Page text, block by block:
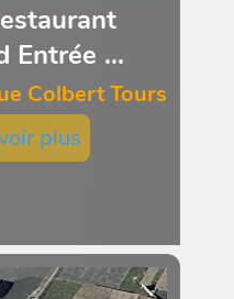
Entrée ...
Colbert Tours
plus